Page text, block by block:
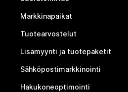
Markkinapaikat
Tuotearvostelut
Lisämyynti ja tuotepaketit
Sähköpostimarkkinointi
Hakukoneoptimointi